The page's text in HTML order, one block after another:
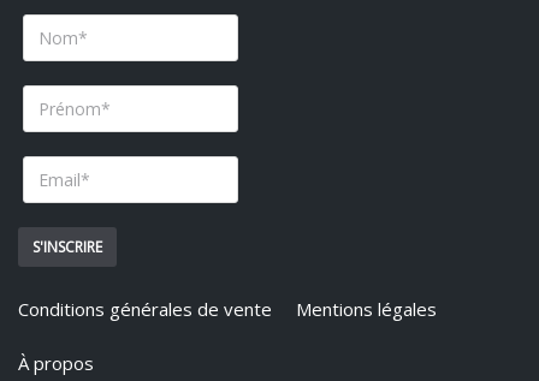
Conditions générales de vente Mentions légales
À propos